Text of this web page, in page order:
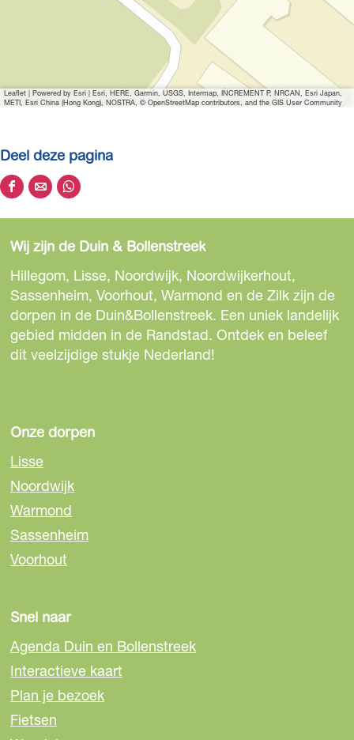
Leaflet | Powered by Esri | Esri, HERE, Garmin, USGS, Intermap, INCREMENT P, NRCAN, Esri Japan,
METI, Esri China (Hong Kong), NOSTRA, © OpenStreetMap contributors, and the GIS User Community
Deel deze pagina
D
e
l
d
e
z
e
p
n
a
o
p
F
a
c
e
o
k
D
e
l
d
e
z
e
p
n
o
p
e
-
m
a
D
e
l
d
e
z
e
p
n
p
W
h
A
p
Wij zijn de Duin & Bollenstreek
Hillegom, Lisse, Noordwijk, Noordwijkerhout,
Sassenheim, Voorhout, Warmond en de Zilk zijn de
dorpen in de Duin&Bollenstreek. Een uniek landelijk
gebied midden in de Randstad. Ontdek en beleef
dit veelzijdige stukje Nederland!
Onze dorpen
Lisse
Noordwijk
Warmond
Sassenheim
Voorhout
Snel naar
Agenda Duin en Bollenstreek
Interactieve kaart
Plan je bezoek
Fietsen